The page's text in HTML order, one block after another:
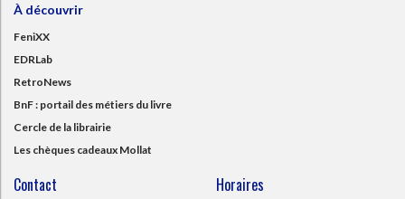
À découvrir
FeniXX
EDRLab
RetroNews
BnF : portail des métiers du livre
Cercle de la librairie
Les chèques cadeaux Mollat
Contact Horaires